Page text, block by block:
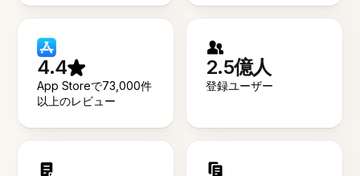
4.4
App Storeで73,000件
以上のレビュー
2.5億人
登録ユーザー